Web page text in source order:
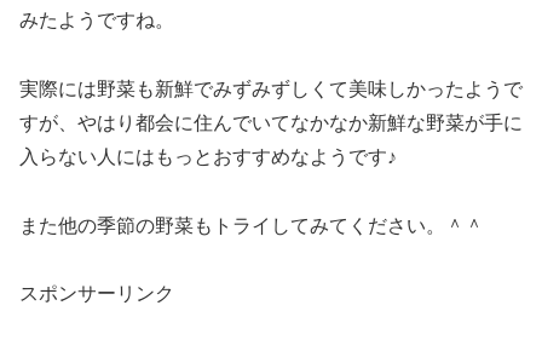
みたようですね。
実際には野菜も新鮮でみずみずしくて美味しかったようで
すが、やはり都会に住んでいてなかなか新鮮な野菜が手に
入らない人にはもっとおすすめなようです♪
また他の季節の野菜もトライしてみてください。＾＾
スポンサーリンク